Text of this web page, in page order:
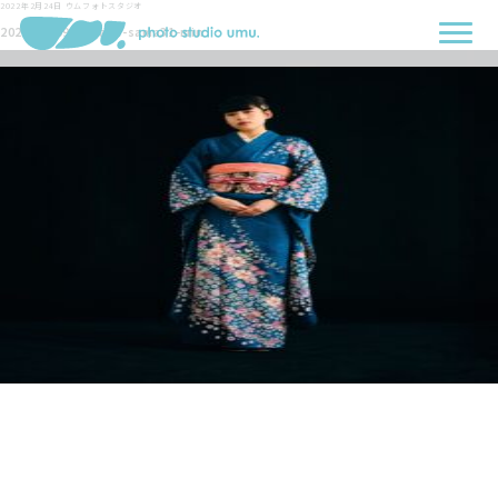
2022年2月24日 ウムフォトスタジオ
2021-10-09-Sasada-sama31-min